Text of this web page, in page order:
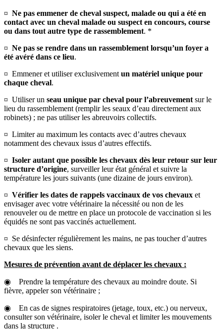
¤ Ne pas emmener de cheval suspect, malade ou qui a été en
contact avec un cheval malade ou suspect en concours, course
ou dans tout autre type de rassemblement. *
¤ Ne pas se rendre dans un rassemblement lorsqu’un foyer a
été avéré dans ce lieu.
¤ Emmener et utiliser exclusivement un matériel unique pour
chaque cheval.
¤ Utiliser un seau unique par cheval pour l’abreuvement sur le
lieu du rassemblement (remplir les seaux d’eau directement aux
robinets) ; ne pas utiliser les abreuvoirs collectifs.
¤ Limiter au maximum les contacts avec d’autres chevaux
notamment des chevaux issus d’autres effectifs.
¤ Isoler autant que possible les chevaux dès leur retour sur leur
structure d’origine, surveiller leur état général et suivre la
température les jours suivants (une dizaine de jours environ).
¤ Vérifier les dates de rappels vaccinaux de vos chevaux et
envisager avec votre vétérinaire la nécessité ou non de les
renouveler ou de mettre en place un protocole de vaccination si les
équidés ne sont pas vaccinés actuellement.
¤ Se désinfecter régulièrement les mains, ne pas toucher d’autres
chevaux que les siens.
Mesures de prévention avant de déplacer les chevaux :
◉ Prendre la température des chevaux au moindre doute. Si
fièvre, appeler son vétérinaire ;
◉ En cas de signes respiratoires (jetage, toux, etc.) ou nerveux,
consulter son vétérinaire, isoler le cheval et limiter les mouvements
dans la structure .